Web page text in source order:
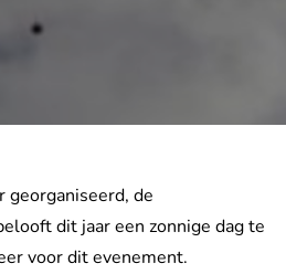
georganiseerd, de
dit jaar een zonnige dag te
voor dit evenement.